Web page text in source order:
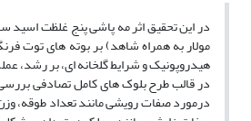
مولار به همراه شاهد) بر بوته های توت
هیدروپونیک و شرایط گلخانه ای، بر رشد،
در قالب طرح بلوک های کامل تصادفی
درمورد صفات رویشی مانند تعداد طوقه،